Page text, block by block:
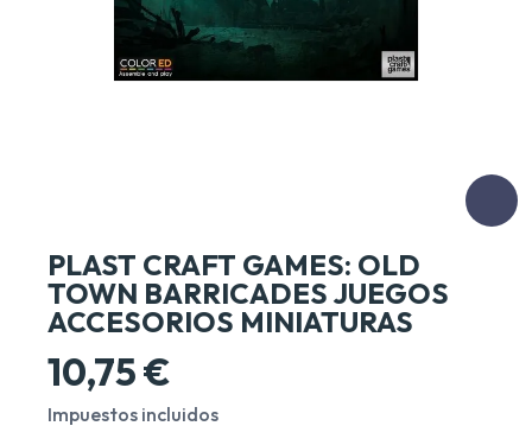
PLAST CRAFT GAMES: OLD
TOWN BARRICADES JUEGOS
ACCESORIOS MINIATURAS
10,75 €
Impuestos incluidos